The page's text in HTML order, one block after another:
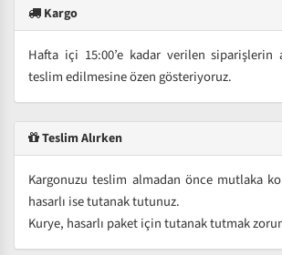
Kargo
Hafta içi 15:00’e kadar verilen siparişlerin
teslim edilmesine özen gösteriyoruz.
Teslim Alırken
Kargonuzu teslim almadan önce mutlaka
hasarlı ise tutanak tutunuz.
Kurye, hasarlı paket için tutanak tutmak